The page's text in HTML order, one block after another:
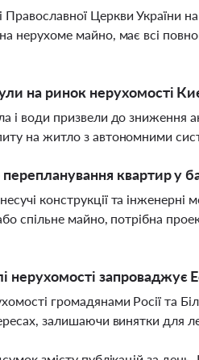
Православної Церкви України
нерухоме майно, має всі
на ринок нерухомості
і води призвели до зниження
на житло з автономними
квартир у
конструкції та
спільне майно, потрібна
запроваджує
громадянами Росії та
залишаючи винятки для